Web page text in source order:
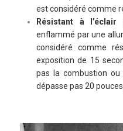
est considéré comme
Résistant à l’éclair
enflammé par une
considéré comme
exposition de 15
pas la combustion
dépasse pas 20